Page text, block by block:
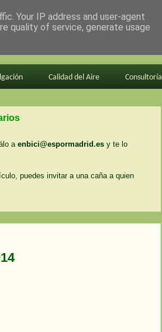
Calidad del Aire Consultoría
a enbici@espormadrid.es y te lo
puedes invitar a una caña a quien
Your IP address and user-agent
quality of service, generate usage